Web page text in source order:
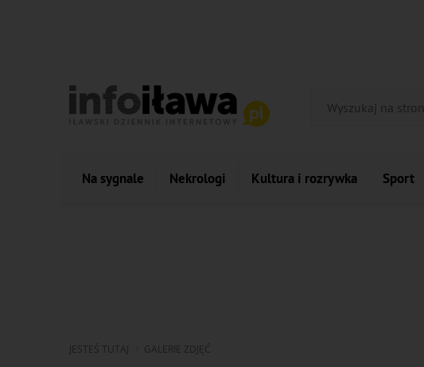
Na sygnale Nekrologi Kultura i rozrywka Sport
JESTEŚ TUTAJ GALERIE ZDJĘĆ